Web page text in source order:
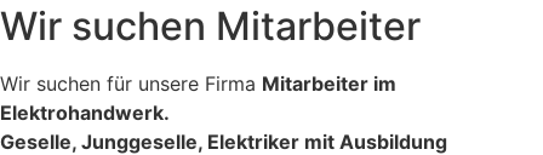
Wir suchen Mitarbeiter
Wir suchen für unsere Firma Mitarbeiter im
Elektrohandwerk.
Geselle, Junggeselle, Elektriker mit Ausbildung